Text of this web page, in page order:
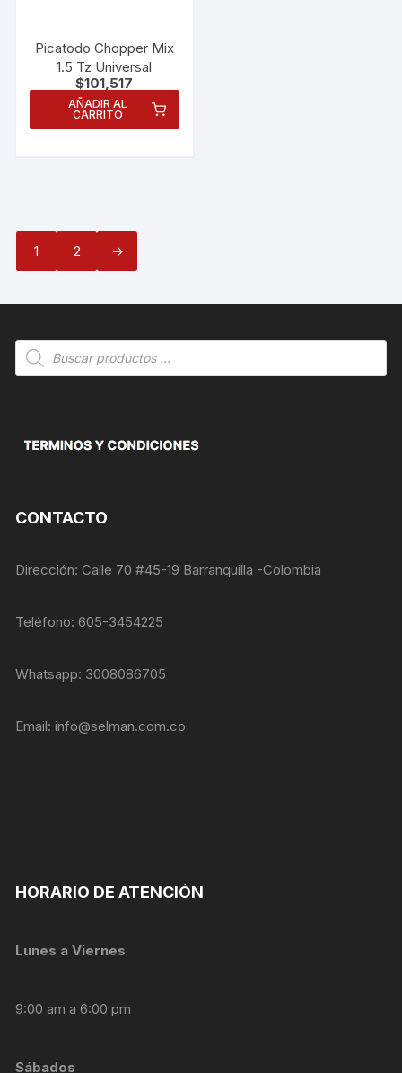
Picatodo Chopper Mix
1.5 Tz Universal
$101,517
AÑADIR AL
CARRITO
1 2 →
Búsqueda
de
CONTACTO
Dirección: Calle 70 #45-19 Barranquilla -Colombia
Teléfono: 605-3454225
Whatsapp: 3008086705
Email:info@selman.com.co
HORARIO DE ATENCIÓN
Lunes a Viernes
9:00 am a 6:00 pm
Sábados